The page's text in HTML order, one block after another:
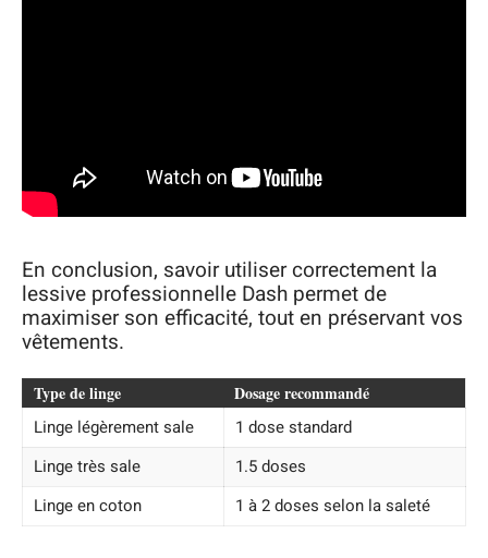
En conclusion, savoir utiliser correctement la
lessive professionnelle Dash permet de
maximiser son efficacité, tout en préservant vos
vêtements.
Type de linge Dosage recommandé
Linge légèrement sale
1 dose standard
Linge très sale
1.5 doses
Linge en coton
1 à 2 doses selon la saleté